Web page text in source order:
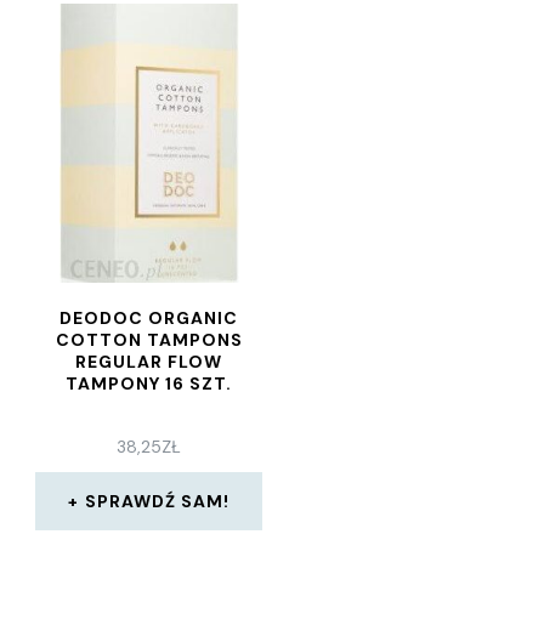
DEODOC ORGANIC
COTTON TAMPONS
REGULAR FLOW
TAMPONY 16 SZT.
38,25ZŁ
SPRAWDŹ SAM!